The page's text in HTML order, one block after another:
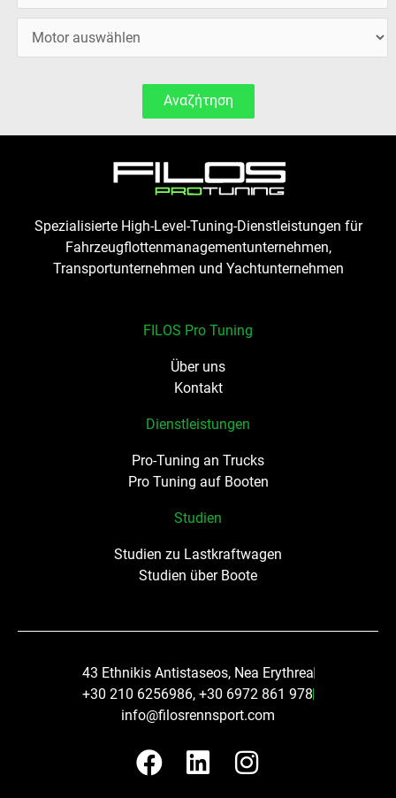
Αναζήτηση
Spezialisierte High-Level-Tuning-Dienstleistungen für
Fahrzeugflottenmanagementunternehmen,
Transportunternehmen und Yachtunternehmen
FILOS Pro Tuning
Über uns
Kontakt
Dienstleistungen
Pro-Tuning an Trucks
Pro Tuning auf Booten
Studien
Studien zu Lastkraftwagen
Studien über Boote
43 Ethnikis Antistaseos, Nea Erythrea
+30 210 6256986, +30 6972 861 978
info@filosrennsport.com
F
a
L
i
I
n